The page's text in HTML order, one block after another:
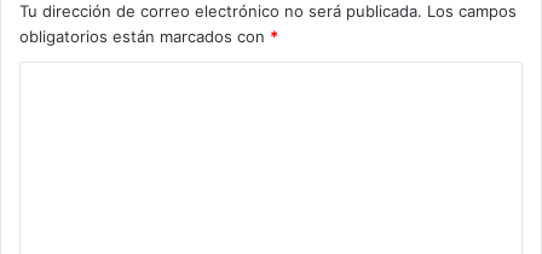
Tu dirección de correo electrónico no será publicada. Los campos
obligatorios están marcados con *